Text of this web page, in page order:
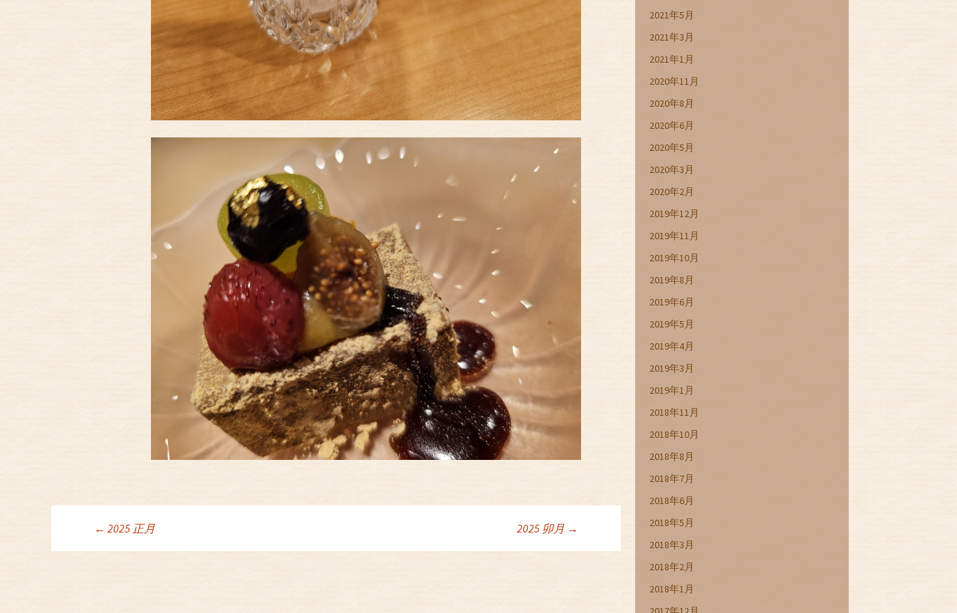
投稿ナビゲーション
← 2025 正月 2025 卯月 →
2021年5月
2021年3月
2021年1月
2020年11月
2020年8月
2020年6月
2020年5月
2020年3月
2020年2月
2019年12月
2019年11月
2019年10月
2019年8月
2019年6月
2019年5月
2019年4月
2019年3月
2019年1月
2018年11月
2018年10月
2018年8月
2018年7月
2018年6月
2018年5月
2018年3月
2018年2月
2018年1月